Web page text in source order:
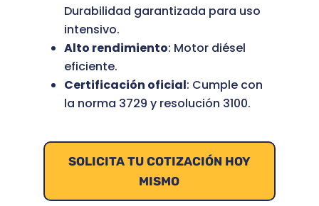
Durabilidad garantizada para uso
intensivo.
Alto rendimiento: Motor diésel
eficiente.
Certificación oficial: Cumple con
la norma 3729 y resolución 3100.
SOLICITA TU COTIZACIÓN HOY
MISMO